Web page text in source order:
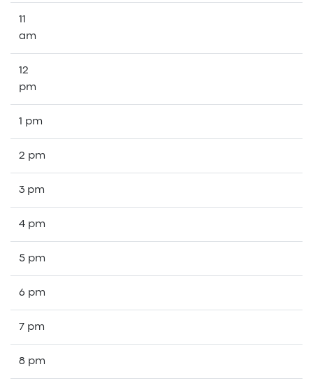
11
am
12
pm
1 pm
2 pm
3 pm
4 pm
5 pm
6 pm
7 pm
8 pm